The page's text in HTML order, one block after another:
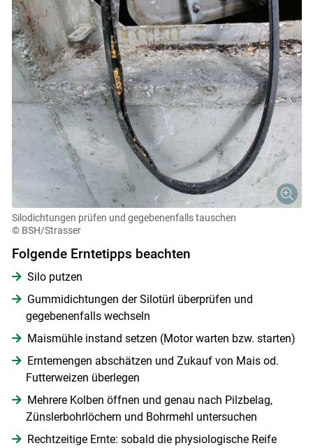
Silodichtungen prüfen und gegebenenfalls tauschen
© BSH/Strasser
Folgende Erntetipps beachten
Silo putzen
Gummidichtungen der Silotürl überprüfen und
gegebenenfalls wechseln
Maismühle instand setzen (Motor warten bzw. starten)
Erntemengen abschätzen und Zukauf von Mais od.
Futterweizen überlegen
Mehrere Kolben öffnen und genau nach Pilzbelag,
Zünslerbohrlöchern und Bohrmehl untersuchen
Rechtzeitige Ernte: sobald die physiologische Reife